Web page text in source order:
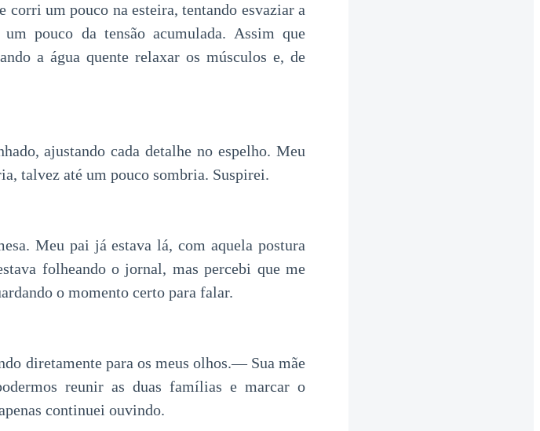
um pouco na esteira, tentando esvaziar a
pouco da tensão acumulada. Assim que
a água quente relaxar os músculos e, de
ajustando cada detalhe no espelho. Meu
talvez até um pouco sombria. Suspirei.
Meu pai já estava lá, com aquela postura
folheando o jornal, mas percebi que me
o momento certo para falar.
diretamente para os meus olhos.— Sua mãe
reunir as duas famílias e marcar o
continuei ouvindo.